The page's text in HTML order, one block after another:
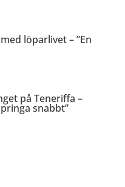
löparlivet – ”En
på Teneriffa –
snabbt”